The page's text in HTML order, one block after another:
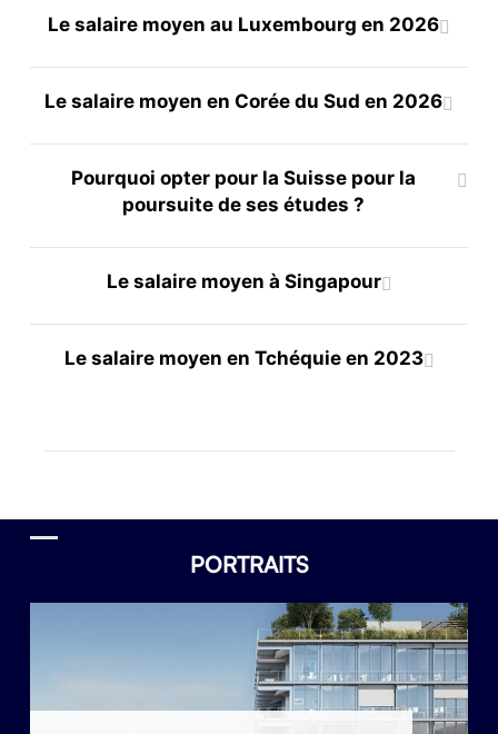
Le salaire moyen au Luxembourg en 2026
Le salaire moyen en Corée du Sud en 2026
Pourquoi opter pour la Suisse pour la
poursuite de ses études ?
Le salaire moyen à Singapour
Le salaire moyen en Tchéquie en 2023
PORTRAITS